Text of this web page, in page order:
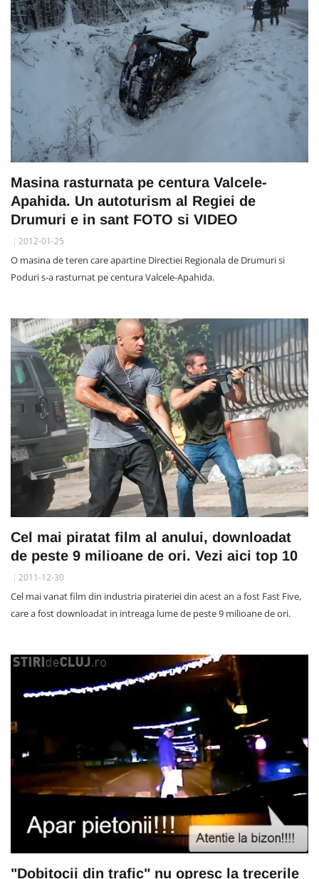
Masina rasturnata pe centura Valcele-
Apahida. Un autoturism al Regiei de
Drumuri e in sant FOTO si VIDEO
2012-01-25
O masina de teren care apartine Directiei Regionala de Drumuri si
Poduri s-a rasturnat pe centura Valcele-Apahida.
Cel mai piratat film al anului, downloadat
de peste 9 milioane de ori. Vezi aici top 10
2011-12-30
Cel mai vanat film din industria pirateriei din acest an a fost Fast Five,
care a fost downloadat in intreaga lume de peste 9 milioane de ori.
"Dobitocii din trafic" nu opresc la trecerile